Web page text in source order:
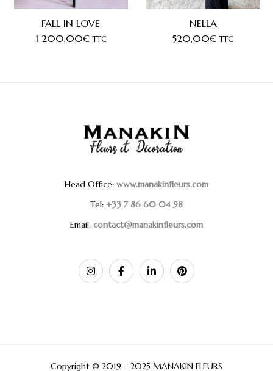
FALL IN LOVE
1 200,00€ TTC
NELLA
520,00€ TTC
Head Office: www.manakinfleurs.com
Tel: +33 7 86 60 04 98
Email: contact@manakinfleurs.com
Copyright © 2019 – 2025 MANAKIN FLEURS